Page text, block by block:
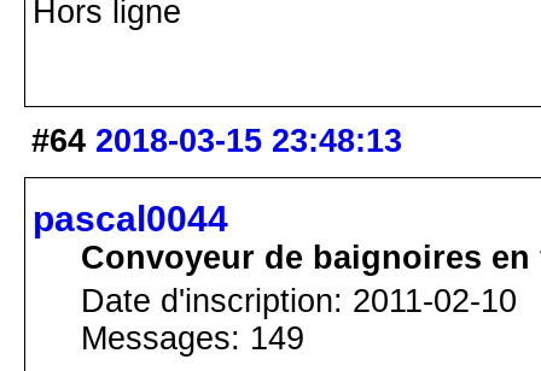
Hors ligne
#64 2018-03-15 23:48:13
pascal0044
Convoyeur de baignoires en
Date d'inscription: 2011-02-10
Messages: 149